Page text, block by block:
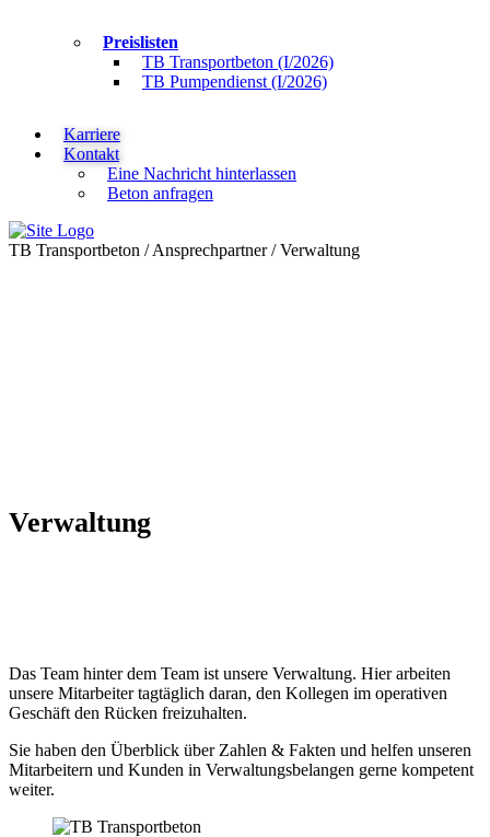
Preislisten
TB Transportbeton (I/2026)
TB Pumpendienst (I/2026)
Karriere
Kontakt
Eine Nachricht hinterlassen
Beton anfragen
TB Transportbeton /Ansprechpartner/Verwaltung
Verwaltung
Das Team hinter dem Team ist unsere Verwaltung. Hier arbeiten
unsere Mitarbeiter tagtäglich daran, den Kollegen im operativen
Geschäft den Rücken freizuhalten.
Sie haben den Überblick über Zahlen & Fakten und helfen unseren
Mitarbeitern und Kunden in Verwaltungsbelangen gerne kompetent
weiter.